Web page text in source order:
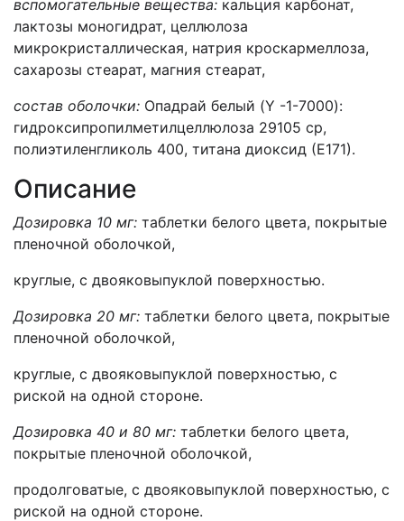
вспомогательные вещества: кальция карбонат,
лактозы моногидрат, целлюло­за
микрокристаллическая, натрия кроскармеллоза,
сахарозы стеарат, магния стеарат,
состав оболочки: Опадрай белый (Y -1-7000):
гидроксипропилметилцеллюлоза 29105 ср,
полиэтиленгликоль 400, титана диоксид (Е171).
Описание
Дозировка 10 мг: таблетки белого цвета, покрытые
пленочной оболочкой,
круглые, с двояковыпуклой поверхностью.
Дозировка 20 мг: таблетки белого цвета, покрытые
пленочной оболочкой,
круглые, с двояковыпуклой поверхностью, с
риской на одной стороне.
Дозировка 40 и 80 мг: таблетки белого цвета,
покрытые пленочной оболочкой,
продолговатые, с двояковыпуклой поверхностью, с
риской на одной стороне.